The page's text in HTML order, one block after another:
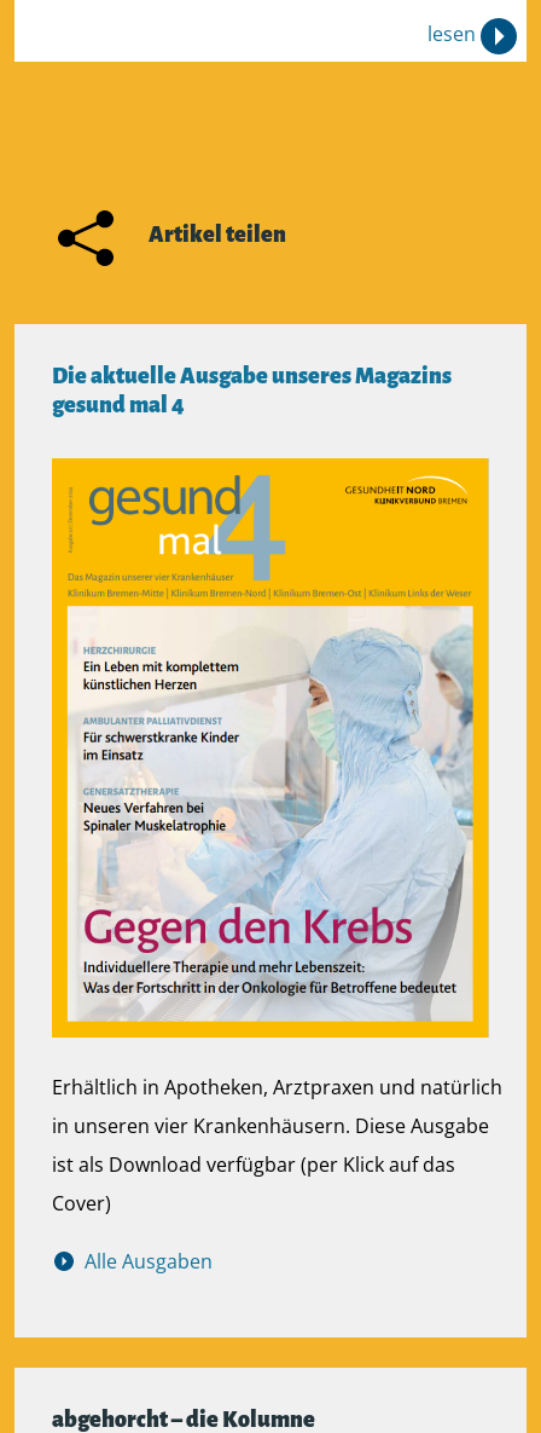
lesen
Artikel teilen
Die aktuelle Ausgabe unseres Magazins
gesund mal 4
Erhältlich in Apotheken, Arztpraxen und natürlich
in unseren vier Krankenhäusern. Diese Ausgabe
ist als Download verfügbar (per Klick auf das
Cover)
Alle Ausgaben
abgehorcht – die Kolumne